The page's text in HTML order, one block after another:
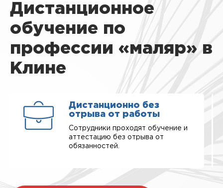
Дистанционное
обучение по
профессии «маляр» в
Клине
Дистанционно без
отрыва от работы
Сотрудники проходят обучение и
аттестацию без отрыва от
обязанностей.